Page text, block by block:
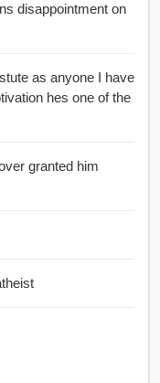
disappointment on
as anyone I have
hes one of the
granted him